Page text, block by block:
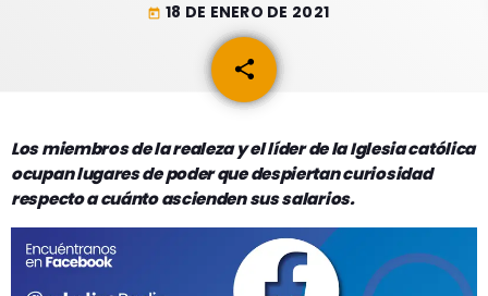
ESLATINO NEWS
ESPECTÁCULOS
GEEKERS
ENTRETENIMIENTO
INICIO
RADIO SPLENDID
today 18 DE ENERO DE 2021
share
email
Los miembros de la realeza y el líder de la Iglesia católica
ocupan lugares de poder que despiertan curiosidad
respecto a cuánto ascienden sus salarios.